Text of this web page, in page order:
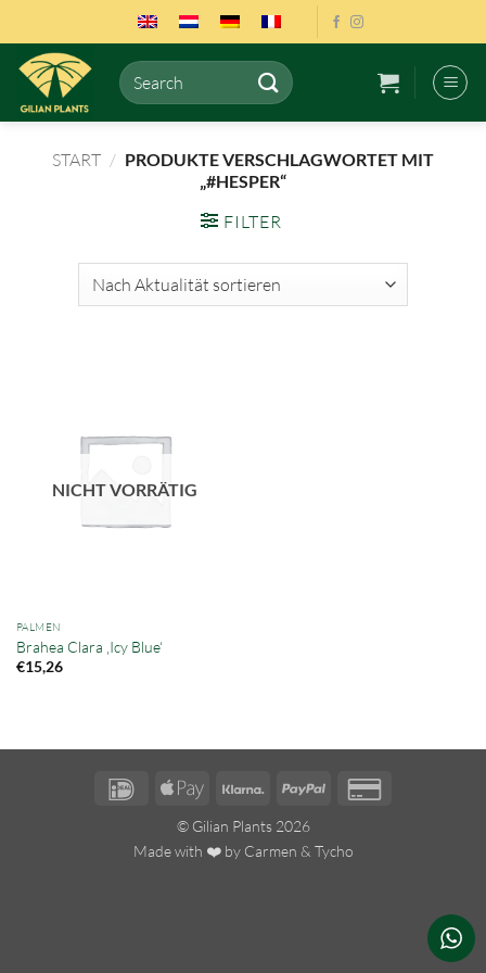
Inhalt
springen
Suchen
nach:
START / PRODUKTE VERSCHLAGWORTET MIT
„#HESPER“
FILTER
NICHT VORRÄTIG
PALMEN
Brahea Clara ‚Icy Blue‘
€15,26
IDeal
Apple
Klarna PayPal
© Gilian Plants 2026
Made with ❤️ by Carmen & Tycho